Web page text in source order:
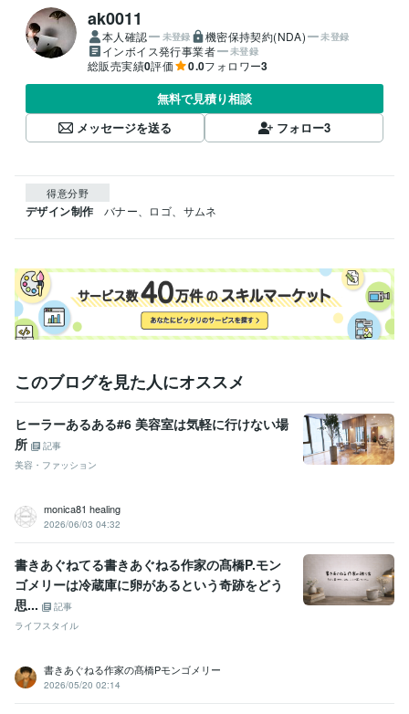
ak0011
本人確認 未登録 機密保持契約(NDA) 未登録
インボイス発行事業者 未登録
総販売実績0評価 0.0フォロワー3
無料で見積り相談
メッセージを送る
フォロー3
得意分野
デザイン制作 バナー、ロゴ、サムネ
このブログを見た人にオススメ
ヒーラーあるある#6 美容室は気軽に行けない場
所
記事
美容・ファッション
monica81 healing
2026/06/03 04:32
書きあぐねてる書きあぐねる作家の髙橋P.モン
ゴメリーは冷蔵庫に卵があるという奇跡をどう
思...
記事
ライフスタイル
書きあぐねる作家の髙橋Pモンゴメリー
2026/05/20 02:14